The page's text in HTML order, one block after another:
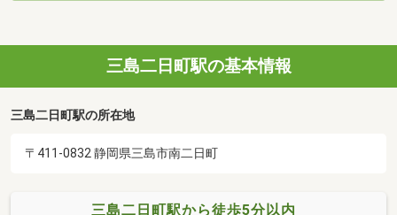
三島二日町駅の基本情報
三島二日町駅の所在地
〒411-0832 静岡県三島市南二日町
三島二日町駅から徒歩5分以内